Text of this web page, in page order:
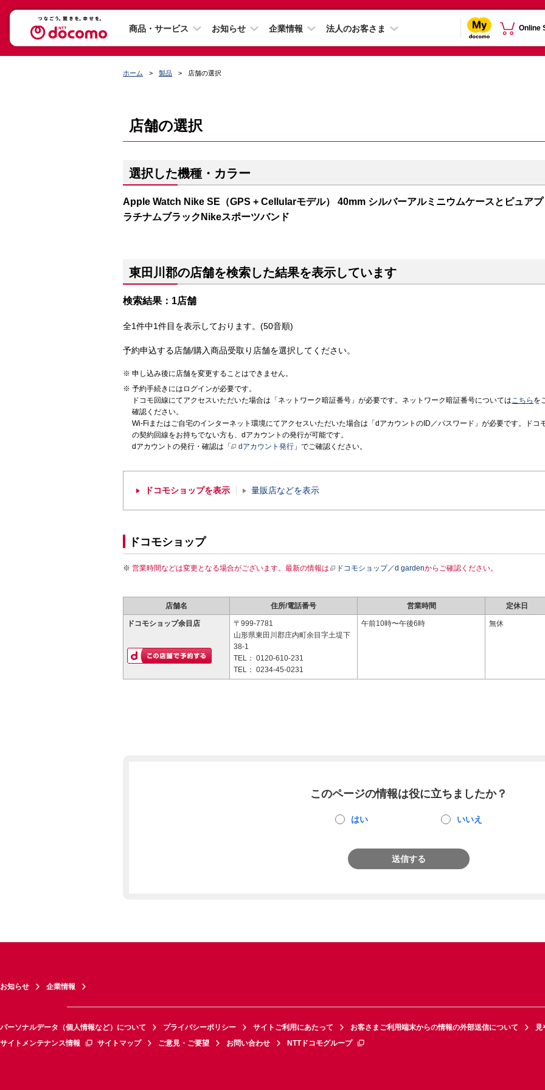
商品・サービス お知らせ 企業情報 法人のお客さま Online
ホーム 製品 店舗の選択
店舗の選択
選択した機種・カラー
Apple Watch Nike SE（GPS + Cellularモデル） 40mm シルバーアルミニウムケースとピュアプ
ラチナムブラックNikeスポーツバンド
東田川郡の店舗を検索した結果を表示しています
検索結果：1店舗
全1件中1件目を表示しております。(50音順)
予約申込する店舗/購入商品受取り店舗を選択してください。
申し込み後に店舗を変更することはできません。
予約手続きにはログインが必要です。
ドコモ回線にてアクセスいただいた場合は「ネットワーク暗証番号」が必要です。ネットワーク暗証番号についてはこちら を
確認ください。
Wi-Fiまたはご自宅のインターネット環境にてアクセスいただいた場合は「dアカウントのID／パスワード」が必要です。ドコ
の契約回線をお持ちでない方も、dアカウントの発行が可能です。
dアカウントの発行・確認は「
dアカウント発行 」でご確認ください。
ドコモショップを表示 量販店などを表示
ドコモショップ
営業時間などは変更となる場合がございます。最新の情報は ドコモショップ／d gardenからご確認ください。
店舗名 住所/電話番号 営業時間 定休日
ドコモショップ余目店
〒999-7781
山形県東田川郡庄内町余目字土堤下
38-1
TEL： 0120-610-231
TEL： 0234-45-0231
午前10時〜午後6時 無休
このページの情報は役に立ちましたか？
はい いいえ
送信する
お知らせ 企業情報
パーソナルデータ（個人情報など）について プライバシーポリシー サイトご利用にあたって お客さまご利用端末からの情報の外部送信について
見
サイトメンテナンス情報
サイトマップ ご意見・ご要望 お問い合わせ NTTドコモグループ